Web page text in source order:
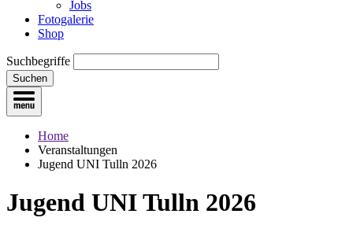
Jobs
Fotogalerie
Shop
Suchbegriffe
Suchen
Home
Veranstaltungen
Jugend UNI Tulln 2026
Jugend UNI Tulln 2026